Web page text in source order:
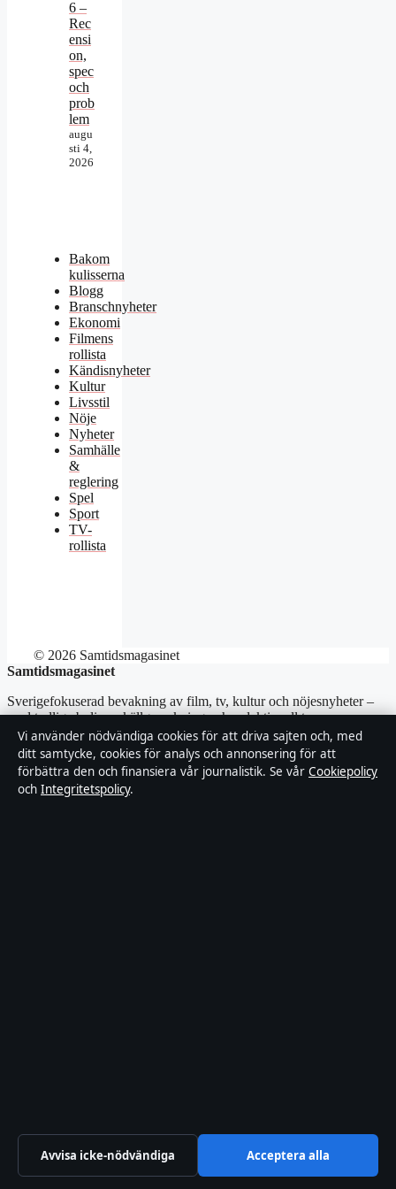
6 –
Rec
ensi
on,
spec
och
prob
lem
augu
sti 4,
2026
Bakom
kulisserna
Blogg
Branschnyheter
Ekonomi
Filmens
rollista
Kändisnyheter
Kultur
Livsstil
Nöje
Nyheter
Samhälle
&
reglering
Spel
Sport
TV-
rollista
© 2026 Samtidsmagasinet
Samtidsmagasinet
Sverigefokuserad bevakning av film, tv, kultur och nöjesnyheter –
med tydliga bylines, källgranskning och redaktionell transparens.
Företaget
Fjärden Press Limited
Om oss
Vi använder nödvändiga cookies för att driva sajten och, med
ditt samtycke, cookies för analys och annonsering för att
förbättra den och finansiera vår journalistik. Se vår Cookiepolicy
och Integritetspolicy.
Avvisa icke-nödvändiga Acceptera alla